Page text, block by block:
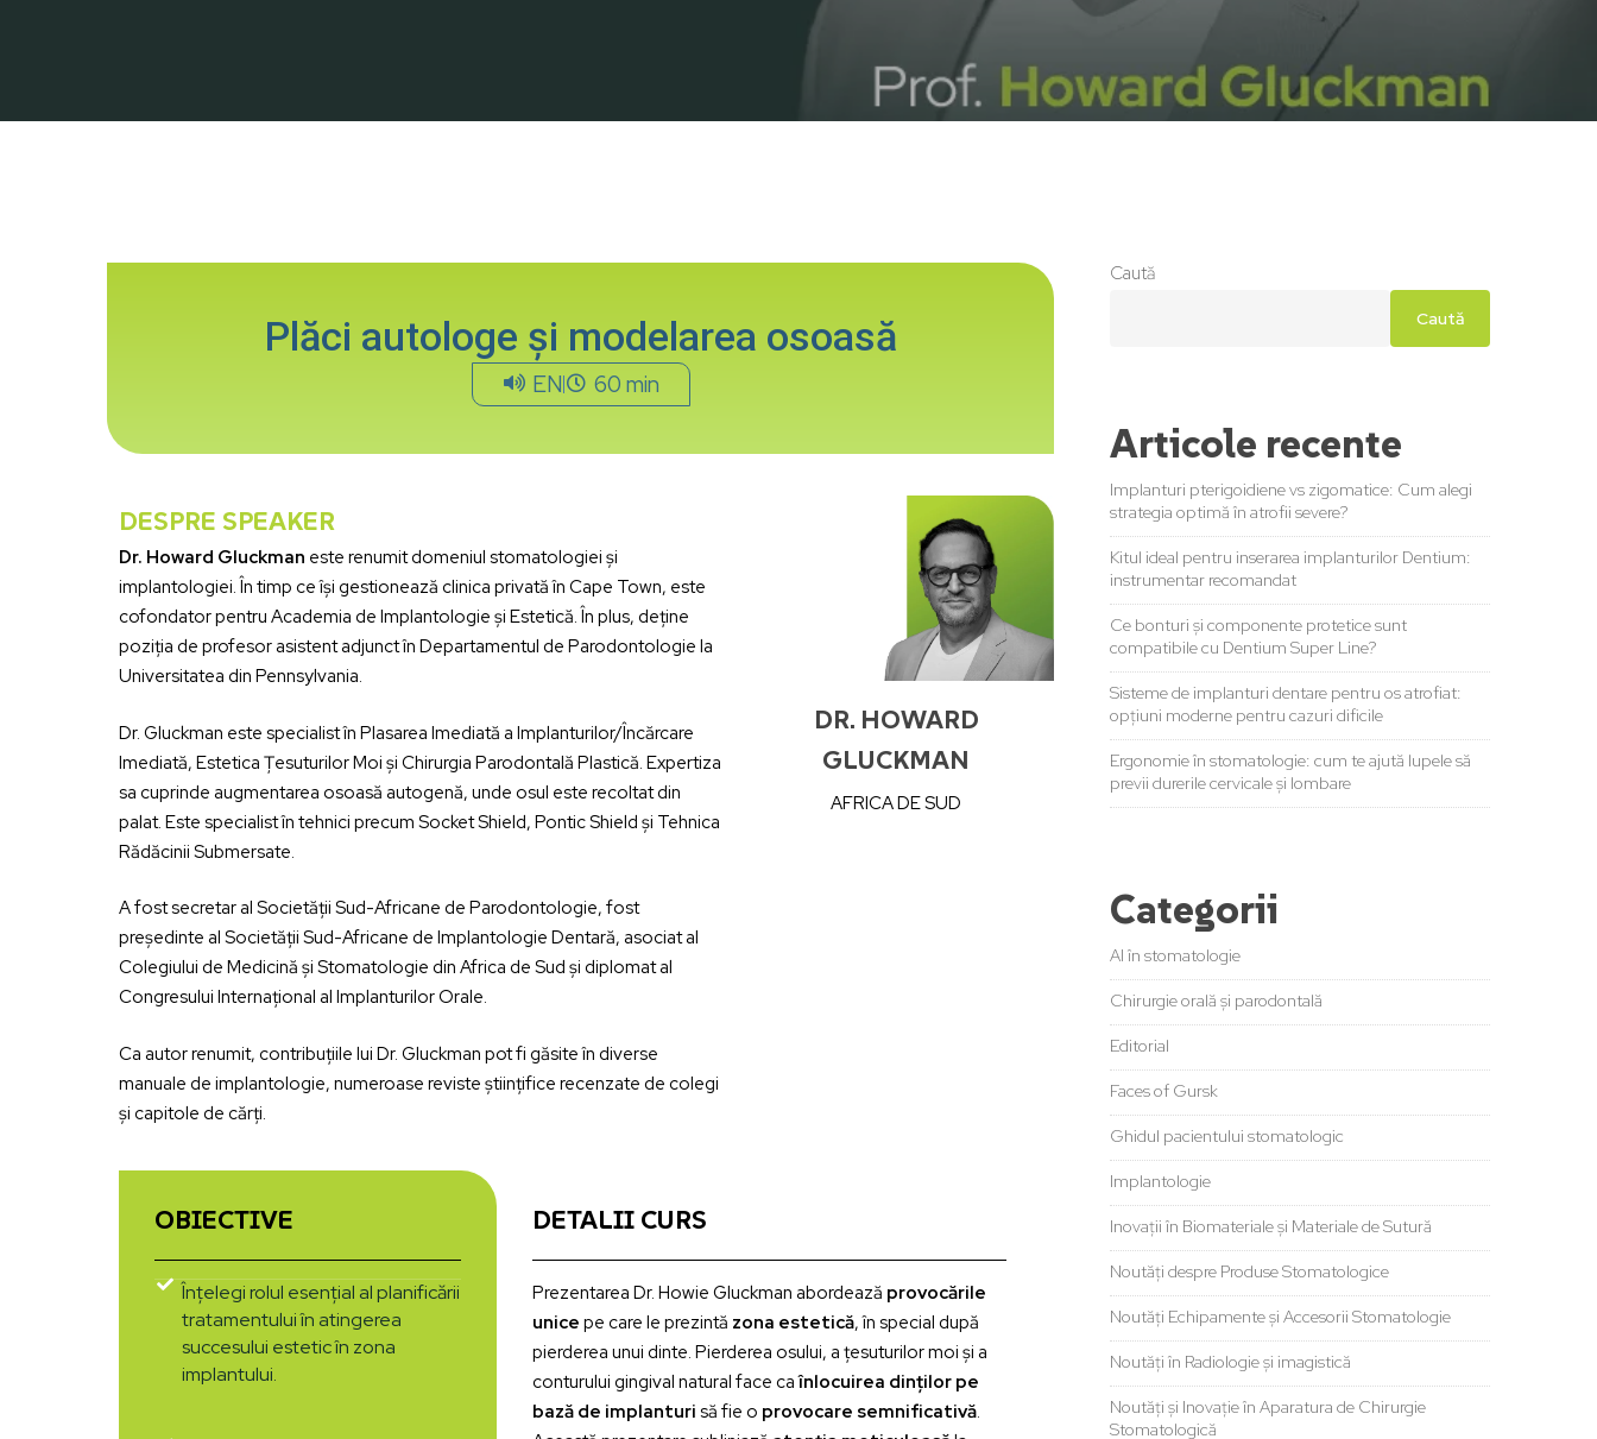
Plăci autologe și modelarea osoasă
EN 60 min
DESPRE SPEAKER
Dr. Howard Gluckman este renumit domeniul stomatologiei și
implantologiei. În timp ce își gestionează clinica privată în Cape Town, este
cofondator pentru Academia de Implantologie și Estetică. În plus, deține
poziția de profesor asistent adjunct în Departamentul de Parodontologie la
Universitatea din Pennsylvania.
Dr. Gluckman este specialist în Plasarea Imediată a Implanturilor/Încărcare
Imediată, Estetica Țesuturilor Moi și Chirurgia Parodontală Plastică. Expertiza
sa cuprinde augmentarea osoasă autogenă, unde osul este recoltat din
palat. Este specialist în tehnici precum Socket Shield, Pontic Shield și Tehnica
Rădăcinii Submersate.
A fost secretar al Societății Sud-Africane de Parodontologie, fost
președinte al Societății Sud-Africane de Implantologie Dentară, asociat al
Colegiului de Medicină și Stomatologie din Africa de Sud și diplomat al
Congresului Internațional al Implanturilor Orale.
Ca autor renumit, contribuțiile lui Dr. Gluckman pot fi găsite în diverse
manuale de implantologie, numeroase reviste științifice recenzate de colegi
și capitole de cărți.
DR. HOWARD
GLUCKMAN
AFRICA DE SUD
OBIECTIVE
Înțelegi rolul esențial al planificării
tratamentului în atingerea
succesului estetic în zona
implantului.
DETALII CURS
Prezentarea Dr. Howie Gluckman abordează provocările
unicepe care le prezintă zona estetică, în special după
pierderea unui dinte. Pierderea osului, a țesuturilor moi și a
conturului gingival natural face caînlocuirea dinților pe
bază de implanturisă fie o provocare semnificativă.
Caută
Caută
Articole recente
Implanturi pterigoidiene vs zigomatice: Cum alegi
strategia optimă în atrofii severe?
Kitul ideal pentru inserarea implanturilor Dentium:
instrumentar recomandat
Ce bonturi și componente protetice sunt
compatibile cu Dentium Super Line?
Sisteme de implanturi dentare pentru os atrofiat:
opțiuni moderne pentru cazuri dificile
Ergonomie în stomatologie: cum te ajută lupele să
previi durerile cervicale și lombare
Categorii
AI în stomatologie
Chirurgie orală și parodontală
Editorial
Faces of Gursk
Ghidul pacientului stomatologic
Implantologie
Inovații în Biomateriale și Materiale de Sutură
Noutăți despre Produse Stomatologice
Noutăți Echipamente și Accesorii Stomatologie
Noutăți în Radiologie și imagistică
Noutăți și Inovație în Aparatura de Chirurgie
Stomatologică